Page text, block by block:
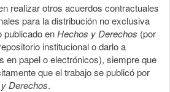
realizar otros acuerdos contractuales
para la distribución no exclusiva
publicado enHechos y Derechos (por
institucional o darlo a
en papel o electrónicos), siempre que
que el trabajo se publicó por
Derechos.